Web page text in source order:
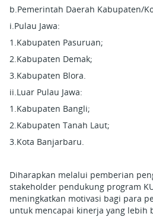
b.Pemerintah Daerah Kabupaten/
i.Pulau Jawa:
1.Kabupaten Pasuruan;
2.Kabupaten Demak;
3.Kabupaten Blora.
ii.Luar Pulau Jawa:
1.Kabupaten Bangli;
2.Kabupaten Tanah Laut;
3.Kota Banjarbaru.
Diharapkan melalui pemberian
stakeholder pendukung program
meningkatkan motivasi bagi para
untuk mencapai kinerja yang lebih